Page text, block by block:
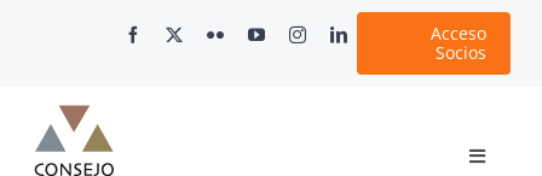
Acceso
Socios
Toggle